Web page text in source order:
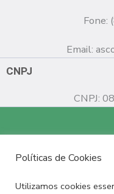
Fone:
Email:
CNPJ
CNPJ:
Políticas de Cookies
Utilizamos cookies